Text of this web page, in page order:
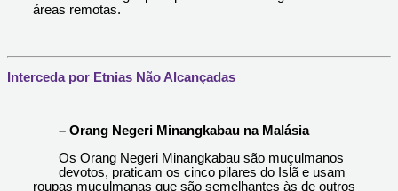
áreas remotas.
Interceda por Etnias Não Alcançadas
– Orang Negeri Minangkabau na Malásia
Os Orang Negeri Minangkabau são muçulmanos
devotos, praticam os cinco pilares do Islã e usam
roupas muçulmanas que são semelhantes às de outros